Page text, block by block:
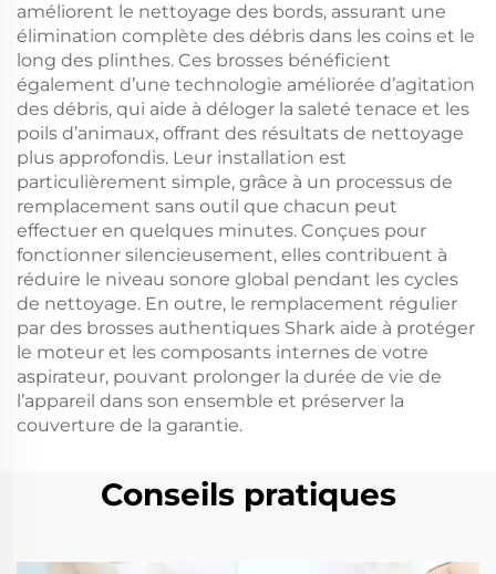
améliorent le nettoyage des bords, assurant une
élimination complète des débris dans les coins et le
long des plinthes. Ces brosses bénéficient
également d’une technologie améliorée d’agitation
des débris, qui aide à déloger la saleté tenace et les
poils d’animaux, offrant des résultats de nettoyage
plus approfondis. Leur installation est
particulièrement simple, grâce à un processus de
remplacement sans outil que chacun peut
effectuer en quelques minutes. Conçues pour
fonctionner silencieusement, elles contribuent à
réduire le niveau sonore global pendant les cycles
de nettoyage. En outre, le remplacement régulier
par des brosses authentiques Shark aide à protéger
le moteur et les composants internes de votre
aspirateur, pouvant prolonger la durée de vie de
l’appareil dans son ensemble et préserver la
couverture de la garantie.
Conseils pratiques